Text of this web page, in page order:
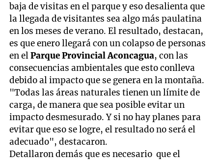
baja de visitas en el parque y eso desalienta que
la llegada de visitantes sea algo más paulatina
en los meses de verano. El resultado, destacan,
es que enero llegará con un colapso de personas
en elParque Provincial Aconcagua, con las
consecuencias ambientales que esto conlleva
debido al impacto que se genera en la montaña.
"Todas las áreas naturales tienen un límite de
carga, de manera que sea posible evitar un
impacto desmesurado. Y si no hay planes para
evitar que eso se logre, el resultado no será el
adecuado", destacaron.
Detallaron demás que es necesario que el